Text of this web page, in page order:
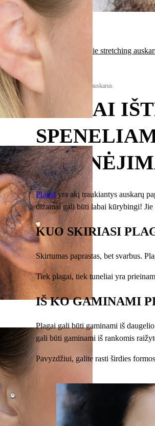
Grįžti į VIskas apie stretching
VIskas apie stretching auskarus
PLAGAI
Plagaiyra akį traukiantys auskarų
dizainai gali būti labai kūrybingi!
KUO SKIRIASI
Skirtumas paprastas, bet svarbus.
Tiek plagai, tiek tuneliai yra
IŠ KO GAMINAMI
Plagai gali būti gaminami iš
gali būti gaminami iš rankomis
Pavyzdžiui, galite rasti širdies